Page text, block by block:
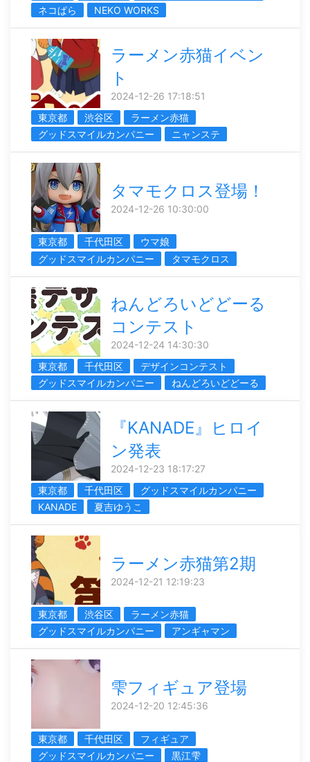
ネコぱら
NEKO WORKS
ラーメン赤猫イベン
ト
2024-12-26 17:18:51
東京都
渋谷区
ラーメン赤猫
グッドスマイルカンパニー
ニャンステ
タマモクロス登場！
2024-12-26 10:30:00
東京都 千代田区
ウマ娘
グッドスマイルカンパニー
タマモクロス
ねんどろいどどーる
コンテスト
2024-12-24 14:30:30
東京都
千代田区
デザインコンテスト
グッドスマイルカンパニー
ねんどろいどどーる
『KANADE』ヒロイ
ン発表
2024-12-23 18:17:27
東京都
千代田区
グッドスマイルカンパニー
KANADE
夏吉ゆうこ
ラーメン赤猫第2期
2024-12-21 12:19:23
東京都 渋谷区
ラーメン赤猫
グッドスマイルカンパニー
アンギャマン
雫フィギュア登場
2024-12-20 12:45:36
東京都 千代田区
フィギュア
グッドスマイルカンパニー
黒江雫